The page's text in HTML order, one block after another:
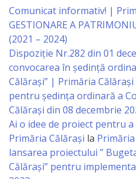
Sportului
Specialist
pentru
Planificare,
Economist
Primar
Viceprimarii
Comunicat informativ! |
GESTIONARE A
(2021 – 2024)
Dispoziție Nr.282 din 01
convocarea în ședință
Călărași” | Primăria Călărași
pentru ședința ordinară a
Călărași din 08 decembrie
Ai o idee de proiect pentru
Primăria Călărași la
lansarea proiectului ”
Călărași” pentru